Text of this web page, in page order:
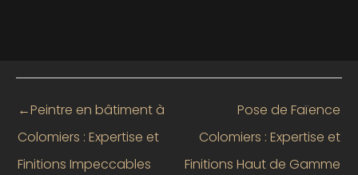
←Peintre en bâtiment à
Colomiers : Expertise et
Finitions Impeccables
Pose de Faïence
Colomiers : Expertise et
Finitions Haut de Gamme